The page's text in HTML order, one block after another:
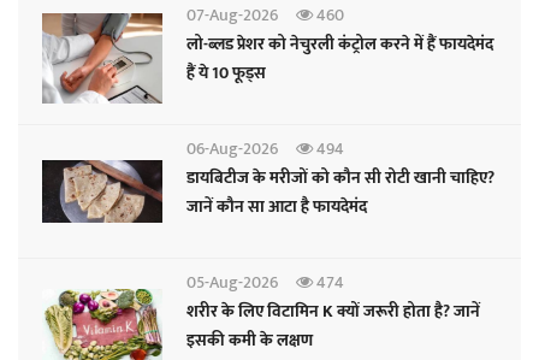
07-Aug-2026
460
लो-ब्लड प्रेशर को नेचुरली कंट्रोल करने में हैं फायदेमंद
हैं ये 10 फूड्स
06-Aug-2026
494
डायबिटीज के मरीजों को कौन सी रोटी खानी चाहिए?
जानें कौन सा आटा है फायदेमंद
05-Aug-2026
474
शरीर के लिए विटामिन K क्यों जरूरी होता है? जानें
इसकी कमी के लक्षण